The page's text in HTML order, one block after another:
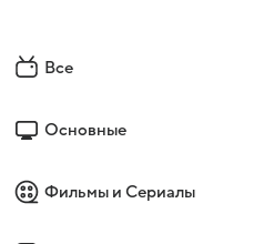
Все
Основные
Фильмы и Сериалы